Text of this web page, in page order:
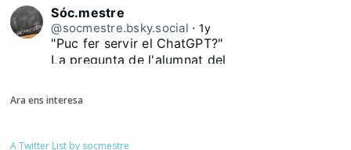
Sóc.mestre
@socmestre.bsky.social ⋅ 1y
"Puc fer servir el ChatGPT?"
La pregunta de l'alumnat del
#HistòriesEscola3Cat
Ara ens interesa
A Twitter List by socmestre